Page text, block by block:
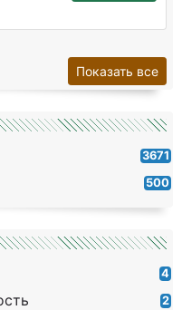
3671
500
4
2
Показать все